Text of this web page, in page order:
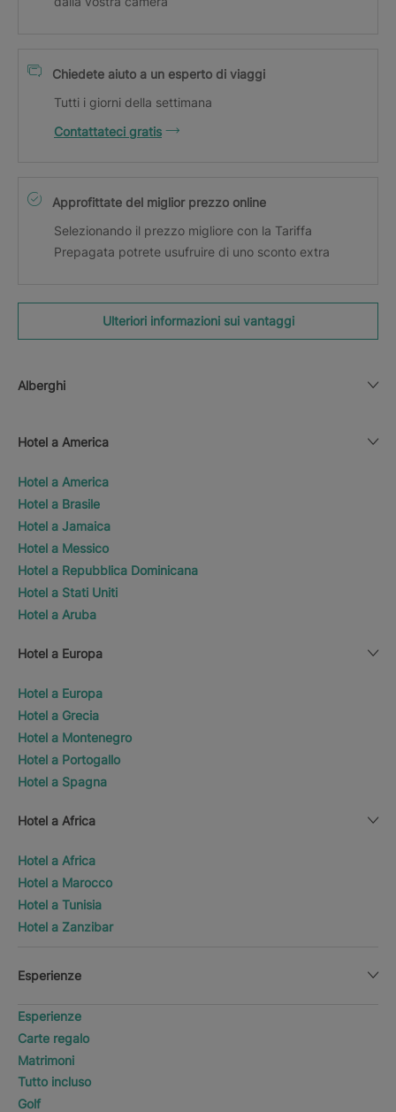
Chiedete aiuto a un esperto di viaggi
Tutti i giorni della settimana
Contattateci gratis
Approfittate del miglior prezzo online
Selezionando il prezzo migliore con la Tariffa
Prepagata potrete usufruire di uno sconto extra
Ulteriori informazioni sui vantaggi
Alberghi
Hotel a America
Hotel a America
Hotel a Brasile
Hotel a Jamaica
Hotel a Messico
Hotel a Repubblica Dominicana
Hotel a Stati Uniti
Hotel a Aruba
Hotel a Europa
Hotel a Europa
Hotel a Grecia
Hotel a Montenegro
Hotel a Portogallo
Hotel a Spagna
Hotel a Africa
Hotel a Africa
Hotel a Marocco
Hotel a Tunisia
Hotel a Zanzibar
Esperienze
Esperienze
Carte regalo
Matrimoni
Tutto incluso
Golf